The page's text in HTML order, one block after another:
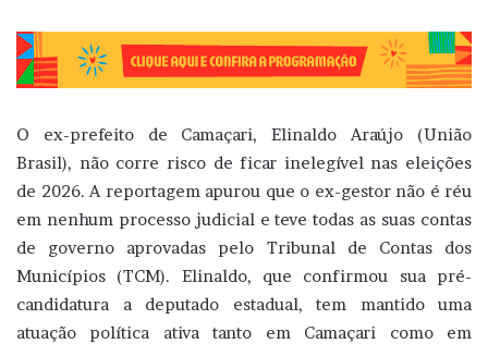
O ex-prefeito de Camaçari, Elinaldo Araújo (União
Brasil), não corre risco de ficar inelegível nas eleições
de 2026. A reportagem apurou que o ex-gestor não é réu
em nenhum processo judicial e teve todas as suas contas
de governo aprovadas pelo Tribunal de Contas dos
Municípios (TCM). Elinaldo, que confirmou sua pré-
candidatura a deputado estadual, tem mantido uma
atuação política ativa tanto em Camaçari como em